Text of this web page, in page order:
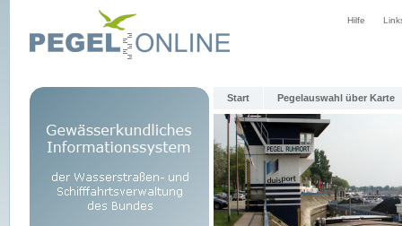
Hilfe
Start Pegelauswahl über Karte